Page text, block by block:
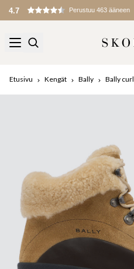
4.7 Perustuu 463 ääneen
Etusivu Kengät Bally Bally